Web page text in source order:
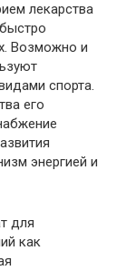
лекарства
Возможно и
спорта.
его
энергией и
для
как